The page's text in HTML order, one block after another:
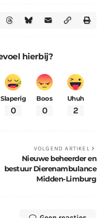
hierbij?
Slaperig
0
Boos
0
Uhuh
2
VOLGEND ARTIKEL
Nieuwe beheerder en
bestuur Dierenambulance
Midden-Limburg